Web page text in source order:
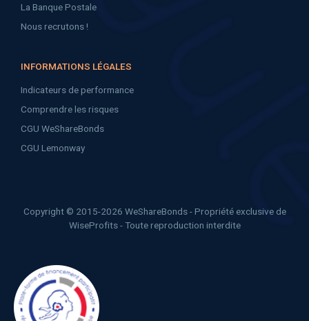
La Banque Postale
Nous recrutons !
INFORMATIONS LÉGALES
Indicateurs de performance
Comprendre les risques
CGU WeShareBonds
CGU Lemonway
Copyright © 2015-2026 WeShareBonds - Propriété exclusive de
WiseProfits - Toute reproduction interdite